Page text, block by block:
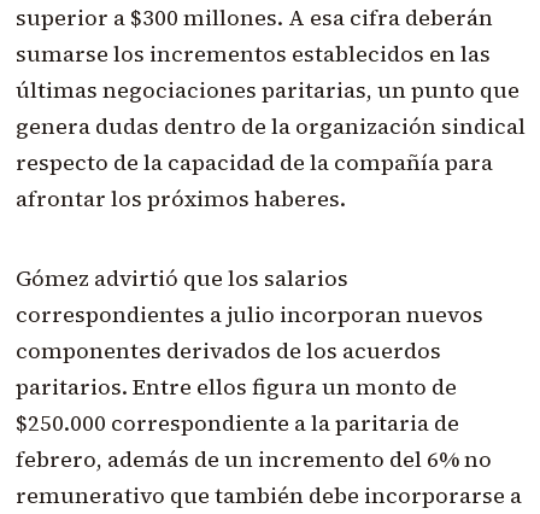
superior a $300 millones. A esa cifra deberán
sumarse los incrementos establecidos en las
últimas negociaciones paritarias, un punto que
genera dudas dentro de la organización sindical
respecto de la capacidad de la compañía para
afrontar los próximos haberes.
Gómez advirtió que los salarios
correspondientes a julio incorporan nuevos
componentes derivados de los acuerdos
paritarios. Entre ellos figura un monto de
$250.000 correspondiente a la paritaria de
febrero, además de un incremento del 6% no
remunerativo que también debe incorporarse a